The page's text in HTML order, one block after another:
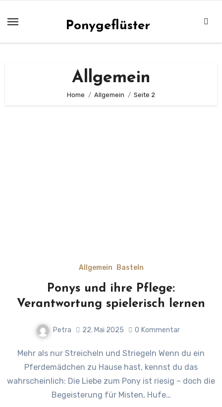
Inhalt
Ponygeflüster
Allgemein
Home Allgemein Seite 2
Allgemein Basteln
Ponys und ihre Pflege:
Verantwortung spielerisch lernen
Petra 22. Mai 2025 0 Kommentar
Mehr als nur Streicheln und Striegeln Wenn du ein
Pferdemädchen zu Hause hast, kennst du das
wahrscheinlich: Die Liebe zum Pony ist riesig – doch die
Begeisterung für Misten, Hufe…